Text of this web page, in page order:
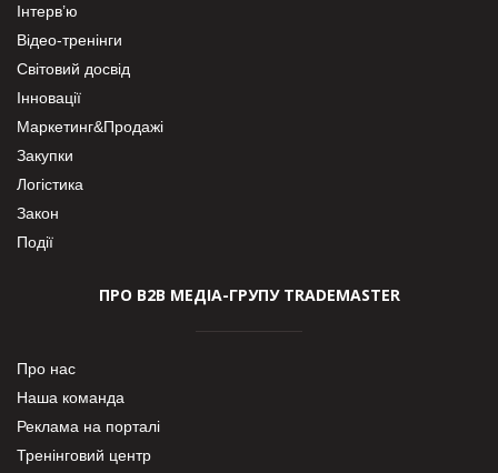
Інтерв’ю
Відео-тренінги
Світовий досвід
Інновації
Маркетинг&Продажі
Закупки
Логістика
Закон
Події
ПРО В2В МЕДІА-ГРУПУ TRADEMASTER
Про нас
Наша команда
Реклама на порталі
Тренінговий центр